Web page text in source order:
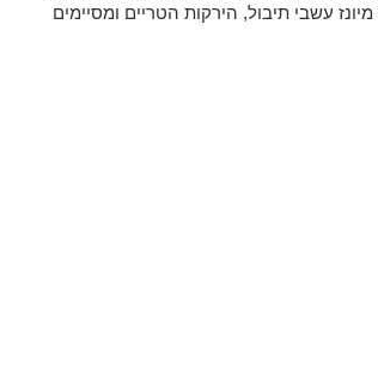
עשבי תיבול, הירקות הטריים ומסיימים